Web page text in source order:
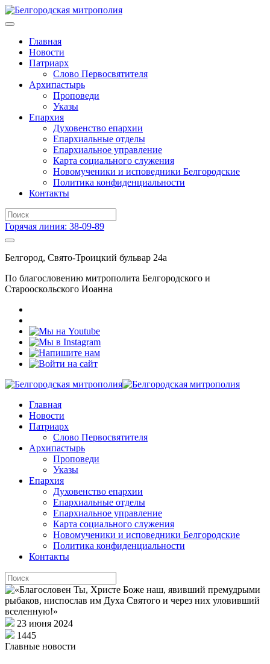
Главная
Новости
Патриарх
Слово Первосвятителя
Архипастырь
Проповеди
Указы
Епархия
Духовенство епархии
Епархиальные отделы
Епархиальное управление
Карта социального служения
Новомученики и исповедники Белгородские
Политика конфиденциальности
Контакты
Горячая линия: 38-09-89
Белгород, Свято-Троицкий бульвар 24а
По благословению митрополита Белгородского и
Старооскольского Иоанна
Главная
Новости
Патриарх
Слово Первосвятителя
Архипастырь
Проповеди
Указы
Епархия
Духовенство епархии
Епархиальные отделы
Епархиальное управление
Карта социального служения
Новомученики и исповедники Белгородские
Политика конфиденциальности
Контакты
23 июня 2024
1445
Главные новости